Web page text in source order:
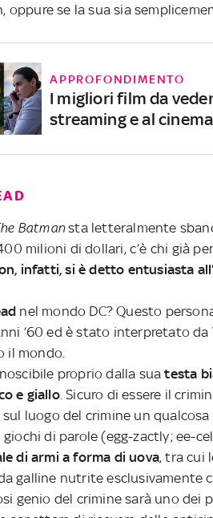
oppure se la sua sia
APPROFONDIMENTO
I migliori film da
streaming e al
Batmansta letteralmente
milioni di dollari, c’è chi già
infatti, si è detto entusiasta
nel mondo DC? Questo
’60 ed è stato interpretato da
il mondo.
proprio dalla sua testa
e giallo. Sicuro di essere il
sul luogo del crimine un
giochi di parole (egg-zactly; ee-
di armi a forma di uova, tra cui
galline nutrite esclusivamente
genio del crimine sarà uno dei